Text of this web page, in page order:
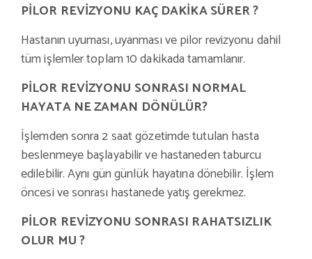
PİLOR REVİZYONU KAÇ DAKİKA SÜRER ?
Hastanın uyuması, uyanması ve pilor revizyonu dahil
tüm işlemler toplam 10 dakikada tamamlanır.
PİLOR REVİZYONU SONRASI NORMAL
HAYATA NE ZAMAN DÖNÜLÜR?
İşlemden sonra 2 saat gözetimde tutulan hasta
beslenmeye başlayabilir ve hastaneden taburcu
edilebilir. Aynı gün günlük hayatına dönebilir. İşlem
öncesi ve sonrası hastanede yatış gerekmez.
PİLOR REVİZYONU SONRASI RAHATSIZLIK
OLUR MU ?